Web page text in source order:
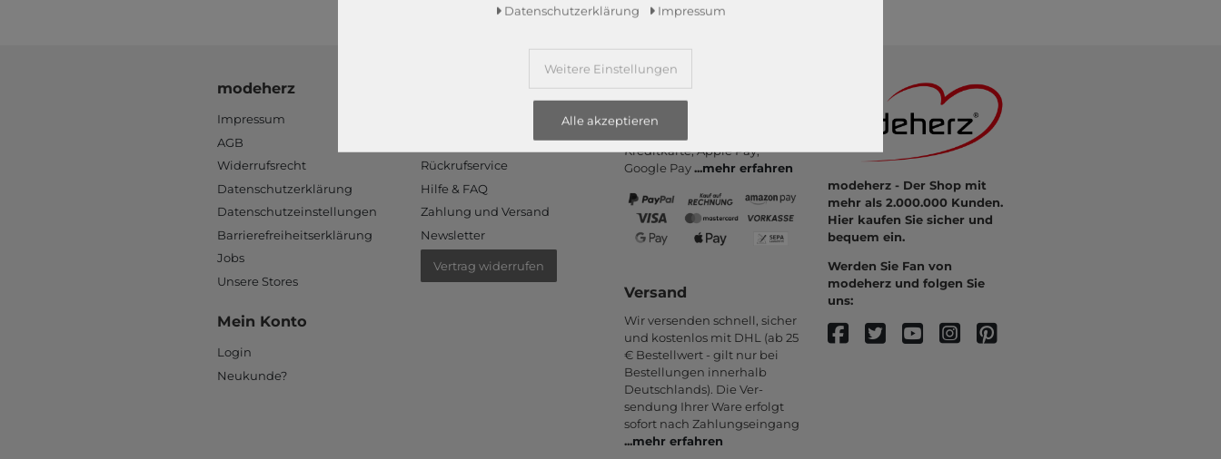
modeherz
Impressum
AGB
Widerrufsrecht
Datenschutzerklärung
Datenschutzeinstellungen
Barrierefreiheitserklärung
Jobs
Unsere Stores
Mein Konto
Login
Neukunde?
Informationen
Rückrufservice
Hilfe & FAQ
Zahlung und Versand
Newsletter
Vertrag widerrufen
Zahlungsarten
PayPal, Kauf auf Rechnung,
Kredit­karte, Apple Pay,
Google Pay...mehr erfahren
Versand
Wir versenden schnell, sicher
und kostenlos mit DHL (ab 25
€ Bestell­wert - gilt nur bei
Bestel­lungen inner­halb
Deutsch­lands). Die Ver­
sendung Ihrer Ware er­folgt
sofort nach Zahlungs­eingang
...mehr erfahren
modeherz - Der Shop mit
mehr als 2.000.000 Kunden.
Hier kaufen Sie sicher und
bequem ein.
Werden Sie Fan von
modeherz und folgen Sie
uns:
Daten­schutz­erklärung Impressum
Weitere Einstellungen
Alle akzeptieren